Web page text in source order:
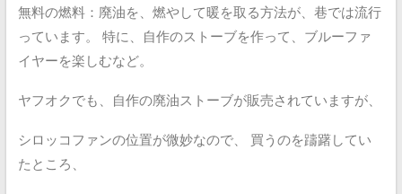
無料の燃料：廃油を、燃やして暖を取る方法が、巷では流行
っています。
特に、自作のストーブを作って、ブルーファ
イヤーを楽しむなど。
ヤフオクでも、自作の廃油ストーブが販売されていますが、
シロッコファンの位置が微妙なので、
買うのを躊躇してい
たところ、